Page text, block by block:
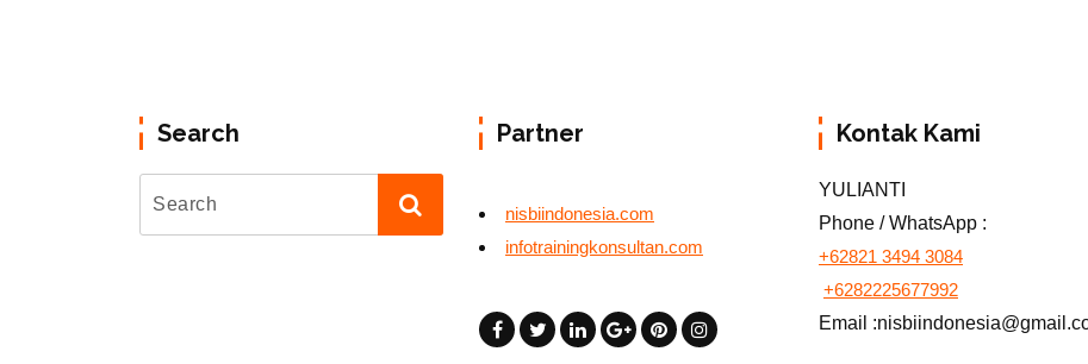
Search Partner
nisbiindonesia.com
infotrainingkonsultan.com
Kontak Kami
YULIANTI
Phone / WhatsApp :
+62821 3494 3084
+6282225677992
Email